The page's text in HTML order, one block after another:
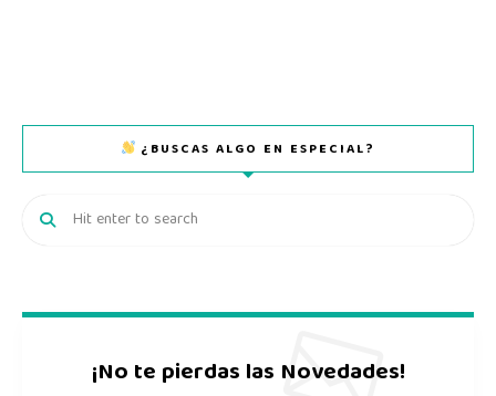
¿BUSCAS ALGO EN ESPECIAL?
¡No te pierdas las Novedades!